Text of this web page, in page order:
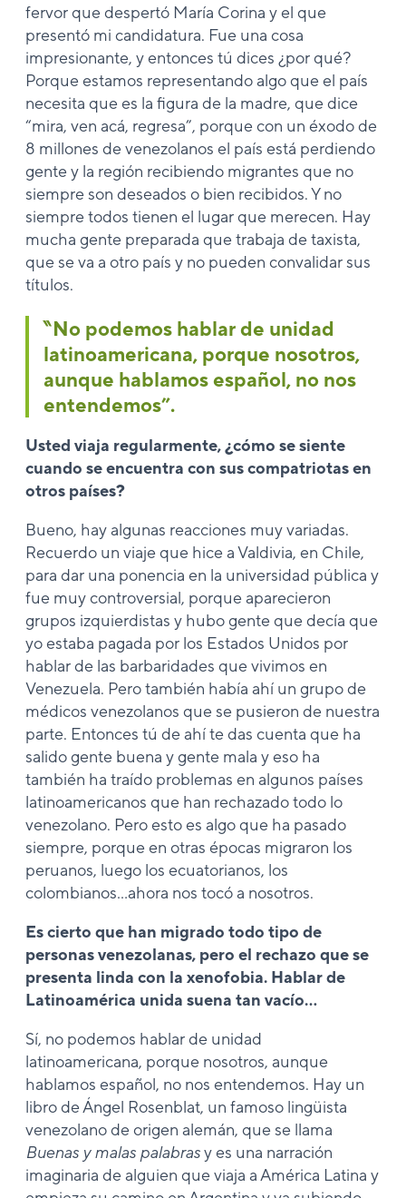
fervor que despertó María Corina y el que
presentó mi candidatura. Fue una cosa
impresionante, y entonces tú dices ¿por qué?
Porque estamos representando algo que el país
necesita que es la figura de la madre, que dice
“mira, ven acá, regresa”, porque con un éxodo de
8 millones de venezolanos el país está perdiendo
gente y la región recibiendo migrantes que no
siempre son deseados o bien recibidos. Y no
siempre todos tienen el lugar que merecen. Hay
mucha gente preparada que trabaja de taxista,
que se va a otro país y no pueden convalidar sus
títulos.
‶No podemos hablar de unidad
latinoamericana, porque nosotros,
aunque hablamos español, no nos
entendemos”.
Usted viaja regularmente, ¿cómo se siente
cuando se encuentra con sus compatriotas en
otros países?
Bueno, hay algunas reacciones muy variadas.
Recuerdo un viaje que hice a Valdivia, en Chile,
para dar una ponencia en la universidad pública y
fue muy controversial, porque aparecieron
grupos izquierdistas y hubo gente que decía que
yo estaba pagada por los Estados Unidos por
hablar de las barbaridades que vivimos en
Venezuela. Pero también había ahí un grupo de
médicos venezolanos que se pusieron de nuestra
parte. Entonces tú de ahí te das cuenta que ha
salido gente buena y gente mala y eso ha
también ha traído problemas en algunos países
latinoamericanos que han rechazado todo lo
venezolano. Pero esto es algo que ha pasado
siempre, porque en otras épocas migraron los
peruanos, luego los ecuatorianos, los
colombianos…ahora nos tocó a nosotros.
Es cierto que han migrado todo tipo de
personas venezolanas, pero el rechazo que se
presenta linda con la xenofobia. Hablar de
Latinoamérica unida suena tan vacío…
Sí, no podemos hablar de unidad
latinoamericana, porque nosotros, aunque
hablamos español, no nos entendemos. Hay un
libro de Ángel Rosenblat, un famoso lingüista
venezolano de origen alemán, que se llama
Buenas y malas palabrasy es una narración
imaginaria de alguien que viaja a América Latina y